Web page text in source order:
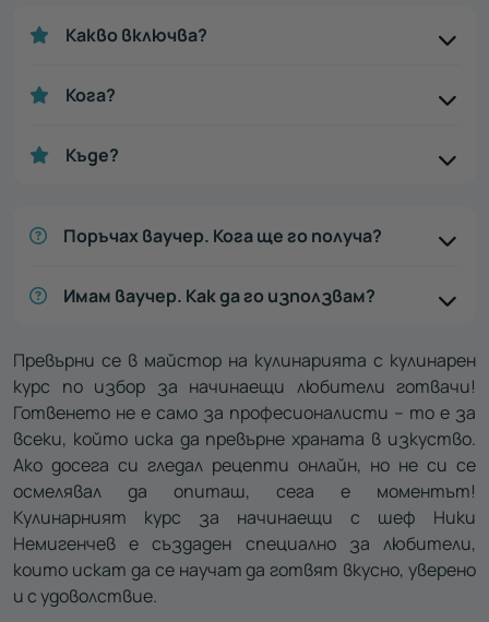
Какво включва?
Кога?
Къде?
Поръчах ваучер. Кога ще го получа?
Имам ваучер. Как да го използвам?
Превърни се в майстор на кулинарията с кулинарен
курс по избор за начинаещи любители готвачи!
Готвенето не е само за професионалисти – то е за
всеки, който иска да превърне храната в изкуство.
Ако досега си гледал рецепти онлайн, но не си се
осмелявал да опиташ, сега е моментът!
Кулинарният курс за начинаещи с шеф Ники
Немигенчев е създаден специално за любители,
които искат да се научат да готвят вкусно, уверено
и с удоволствие.